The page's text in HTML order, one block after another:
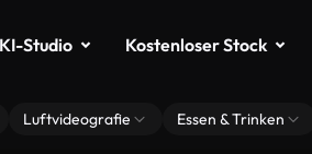
KI-Studio Kostenloser Stock
Luftvideografie Essen & Trinken